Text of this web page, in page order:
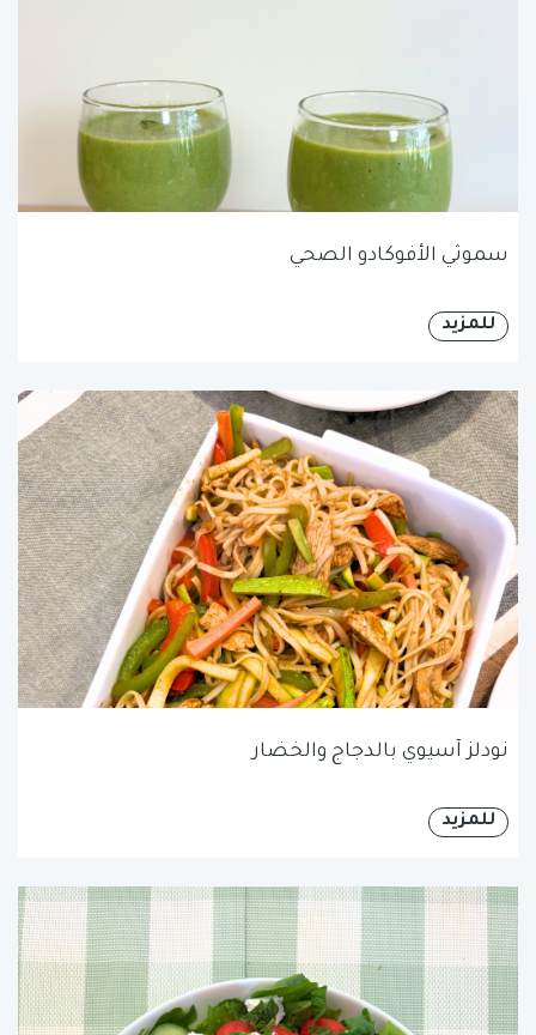
سموثي الأفوكادو الصحي
للمزيد
نودلز آسيوي بالدجاج والخضار
للمزيد